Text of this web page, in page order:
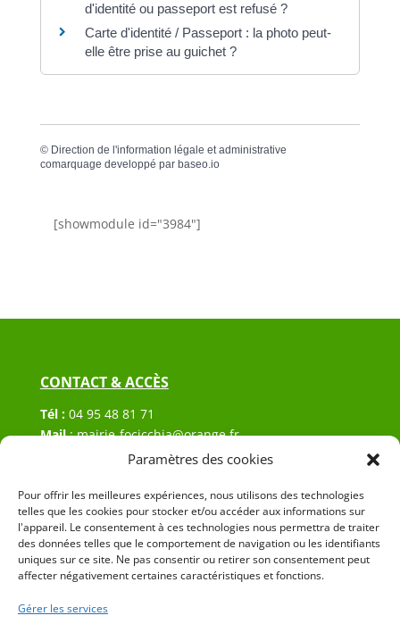
Paramètres des cookies
Pour offrir les meilleures expériences, nous utilisons des technologies
telles que les cookies pour stocker et/ou accéder aux informations sur
l'appareil. Le consentement à ces technologies nous permettra de traiter
des données telles que le comportement de navigation ou les identifiants
uniques sur ce site. Ne pas consentir ou retirer son consentement peut
affecter négativement certaines caractéristiques et fonctions.
Gérer les services
d'identité ou passeport est refusé ?
Carte d'identité / Passeport : la photo peut-
elle être prise au guichet ?
© Direction de l'information légale et administrative
comarquage developpé par baseo.io
[showmodule id="3984"]
CONTACT & ACCÈS
Tél : 04 95 48 81 71
Mail:mairie-focicchia@orange.fr
Hôtel de ville de Focicchia
20212 Focicchia